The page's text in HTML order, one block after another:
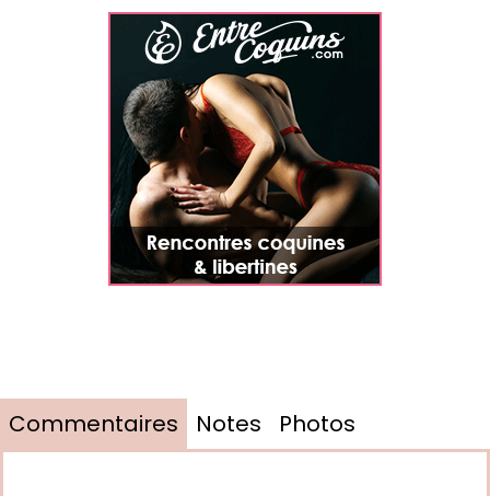
Commentaires Notes Photos